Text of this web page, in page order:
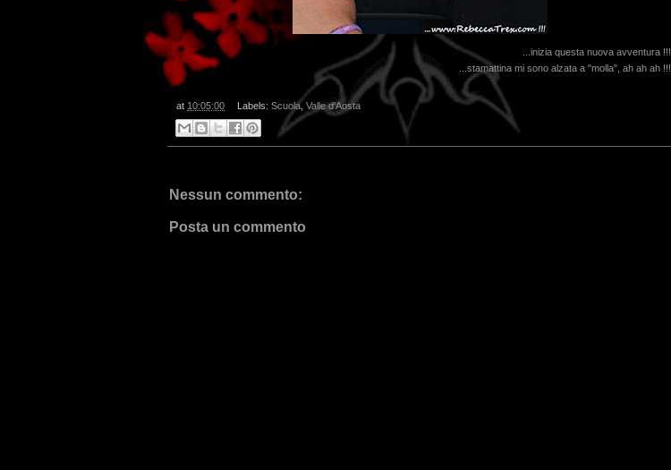
...inizia questa nuova avventura !!!
...stamattina mi sono alzata a "molla", ah ah ah !!!
at 10:05:00 Labels: Scuola, Valle d'Aosta
Nessun commento:
Posta un commento